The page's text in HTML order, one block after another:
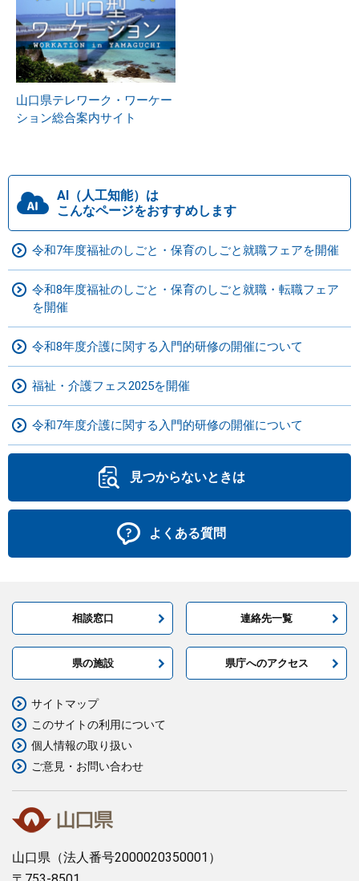
山口県テレワーク・ワーケー
ション総合案内サイト
AI（人工知能）は
こんなページをおすすめします
令和7年度福祉のしごと・保育のしごと就職フェアを開催
令和8年度福祉のしごと・保育のしごと就職・転職フェア
を開催
令和8年度介護に関する入門的研修の開催について
福祉・介護フェス2025を開催
令和7年度介護に関する入門的研修の開催について
見つからないときは
よくある質問
相談窓口 連絡先一覧
県の施設 県庁へのアクセス
山口県 （法人番号2000020350001）
サイトマップ
このサイトの利用について
個人情報の取り扱い
ご意見・お問い合わせ